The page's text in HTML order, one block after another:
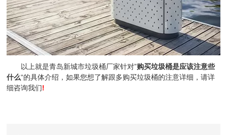
以上就是青岛新城市垃圾桶厂家针对”购买垃圾桶是应该注意些
什么“的具体介绍，如果您想了解跟多购买垃圾桶的注意详细，请详
细咨询我们!